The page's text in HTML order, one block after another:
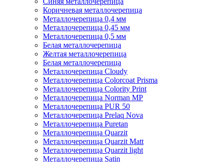
Коричневая металлочерепица
Металлочерепица 0,4 мм
Металлочерепица 0,45 мм
Металлочерепица 0,5 мм
Белая металлочерепица
Желтая металлочерепица
Белая металлочерепица
Металлочерепица Cloudy
Металлочерепица Colorcoat Prisma
Металлочерепица Colority Print
Металлочерепица Norman MP
Металлочерепица PUR 50
Металлочерепица Prelaq Nova
Металлочерепица Puretan
Металлочерепица Quarzit
Металлочерепица Quarzit Matt
Металлочерепица Quarzit light
Металлочерепица Satin